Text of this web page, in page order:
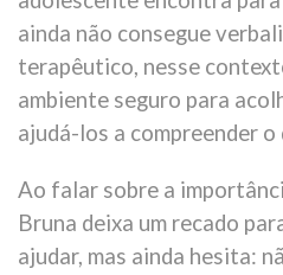
ainda não consegue
terapêutico, nesse
ambiente seguro para
ajudá-los a compreender
Ao falar sobre a
Bruna deixa um recado
ajudar, mas ainda hesita: